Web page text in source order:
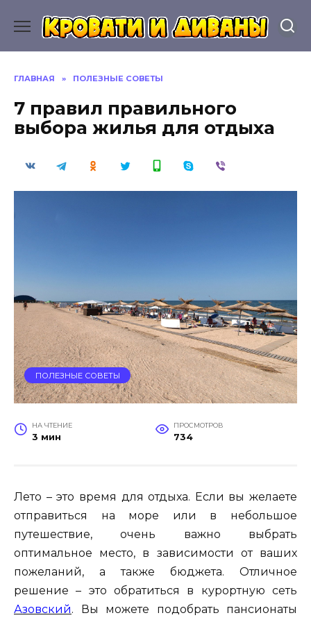
содержанию
ГЛАВНАЯ » ПОЛЕЗНЫЕ СОВЕТЫ
7 правил правильного
выбора жилья для отдыха
ПОЛЕЗНЫЕ СОВЕТЫ
НА ЧТЕНИЕ
3 мин
ПРОСМОТРОВ
734
Лето – это время для отдыха. Если вы желаете
отправиться на море или в небольшое
путешествие, очень важно выбрать
оптимальное место, в зависимости от ваших
пожеланий, а также бюджета. Отличное
решение – это обратиться в курортную сеть
Азовский. Вы можете подобрать пансионаты